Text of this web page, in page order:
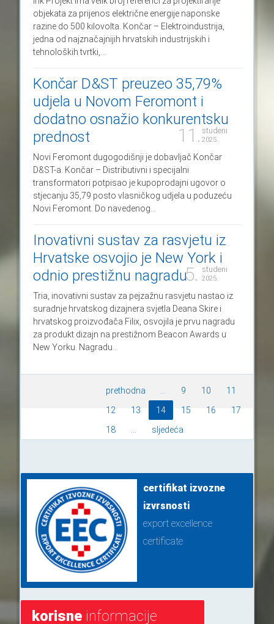
objekata za prijenos električne energije naponske
razine do 500 kilovolta. Končar – Elektroindustrija,
jedna od najznačajnijih hrvatskih industrijskih i
tehnoloških tvrtki,...
11. studeni
2025.
Končar D&ST preuzeo 35,79%
udjela u Novom Feromont i
dodatno osnažio konkurentsku
prednost
Novi Feromont dugogodišnji je dobavljač Končar
D&ST-a. Končar – Distributivni i specijalni
transformatori potpisao je kupoprodajni ugovor o
stjecanju 35,79 posto vlasničkog udjela u poduzeću
Novi Feromont. Do navedenog...
5. studeni
2025.
Inovativni sustav za rasvjetu iz
Hrvatske osvojio je New York i
odnio prestižnu nagradu
Tria, inovativni sustav za pejzažnu rasvjetu nastao iz
suradnje hrvatskog dizajnera svjetla Deana Skire i
hrvatskog proizvođača Filix, osvojila je prvu nagradu
za produkt dizajn na prestižnom Beacon Awards u
New Yorku. Nagradu...
prethodna 9 10
11
12
13 14 15 16
17
18
sljedeća
certifikat izvozne
izvrsnosti
export excellence
certificate
korisneinformacije